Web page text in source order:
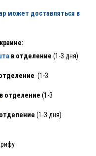
может доставляться в
в отделение (1-3 дня)
(1-3
в отделение (1-3
(1-3 дня)